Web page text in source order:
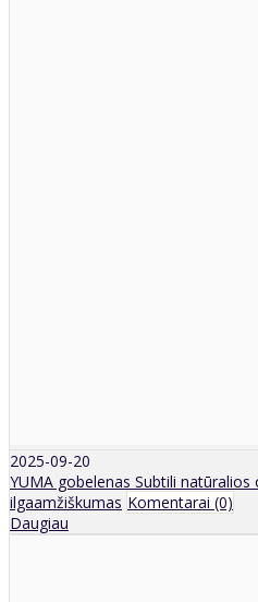
2025-09-20
YUMA gobelenas Subtili
ilgaamžiškumas Komentarai (0)
Daugiau